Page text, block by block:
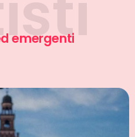
emergenti